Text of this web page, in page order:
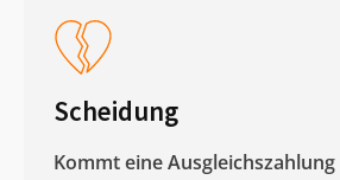
Scheidung
Kommt eine Ausgleichszahlung